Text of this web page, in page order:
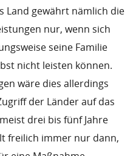
Land gewährt nämlich die
nur, wenn sich
seine Familie
nicht leisten können.
wäre dies allerdings
der Länder auf das
drei bis fünf Jahre
freilich immer nur dann,